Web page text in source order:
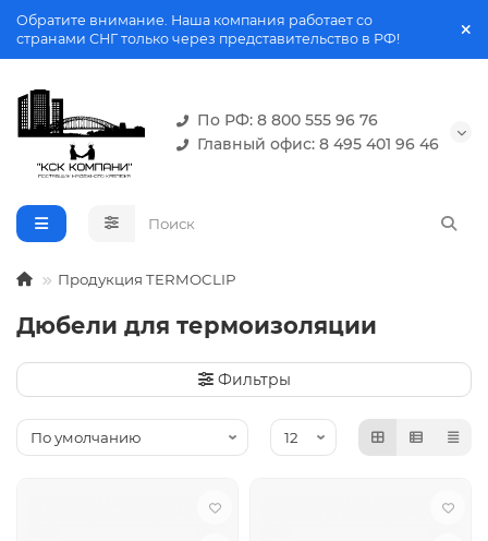
Обратите внимание. Наша компания работает со
странами СНГ только через представительство в РФ!
По РФ: 8 800 555 96 76
Главный офис: 8 495 401 96 46
Продукция TERMOCLIP
Дюбели для термоизоляции
Фильтры